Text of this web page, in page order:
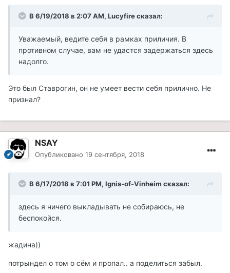
В 6/19/2018 в 2:07 AM, Lucyfire сказал:
Уважаемый, ведите себя в рамках приличия. В
противном случае, вам не удастся задержаться здесь
надолго.
Это был Ставрогин, он не умеет вести себя прилично. Не
признал?
NSAY
Опубликовано 19 сентября, 2018
В 6/17/2018 в 7:01 PM, Ignis-of-Vinheim сказал:
здесь я ничего выкладывать не собираюсь, не
беспокойся.
жадина))
потрындел о том о сём и пропал.. а поделиться забыл.